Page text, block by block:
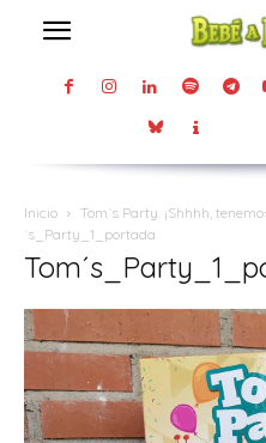
Inicio Tom´s Party. ¡Shhhh,
´s_Party_1_portada